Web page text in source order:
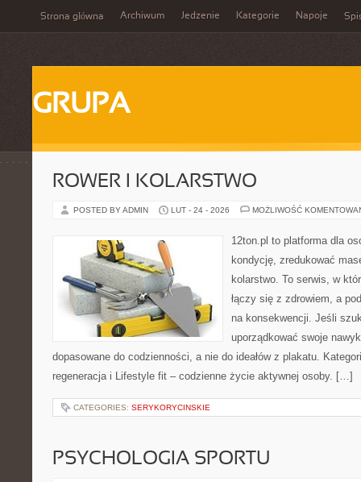
Strona główna Archiwum Jedzenie Kategorie Napoje
GRUPA
ROWER I KOLARSTWO
POSTED BY ADMIN LUT - 24 - 2026 MOŻLIWOŚĆ
12ton.pl to platforma dla
kondycję, zredukować
kolarstwo. To serwis, w
łączy się z zdrowiem, a
na konsekwencji. Jeśli
uporządkować swoje
dopasowane do codzienności, a nie do ideałów z plakatu.
regeneracja i Lifestyle fit – codzienne życie aktywnej osoby. […]
CATEGORIES: SERYKORYCINSKIE
PSYCHOLOGIA SPORTU